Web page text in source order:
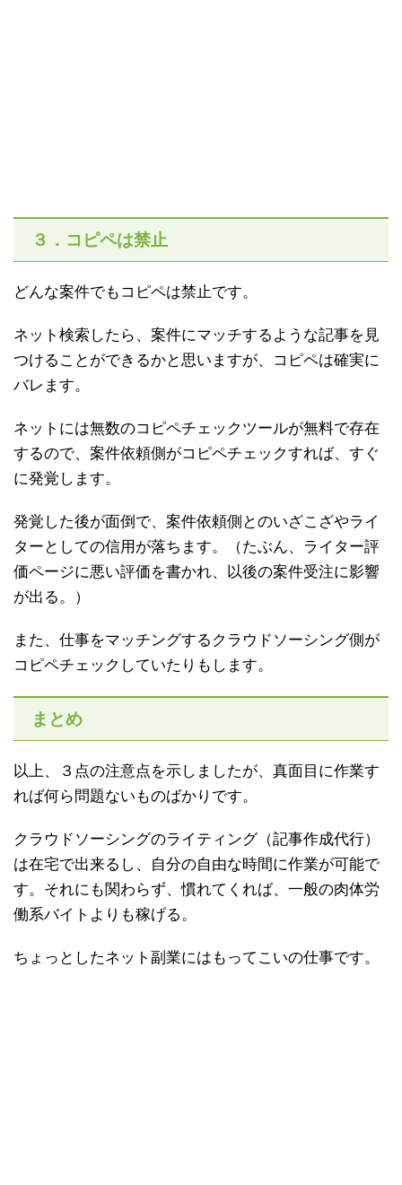
３．コピペは禁止
どんな案件でもコピペは禁止です。
ネット検索したら、案件にマッチするような記事を見
つけることができるかと思いますが、コピペは確実に
バレます。
ネットには無数のコピペチェックツールが無料で存在
するので、案件依頼側がコピペチェックすれば、すぐ
に発覚します。
発覚した後が面倒で、案件依頼側とのいざこざやライ
ターとしての信用が落ちます。（たぶん、ライター評
価ページに悪い評価を書かれ、以後の案件受注に影響
が出る。）
また、仕事をマッチングするクラウドソーシング側が
コピペチェックしていたりもします。
まとめ
以上、３点の注意点を示しましたが、真面目に作業す
れば何ら問題ないものばかりです。
クラウドソーシングのライティング（記事作成代行）
は在宅で出来るし、自分の自由な時間に作業が可能で
す。それにも関わらず、慣れてくれば、一般の肉体労
働系バイトよりも稼げる。
ちょっとしたネット副業にはもってこいの仕事です。